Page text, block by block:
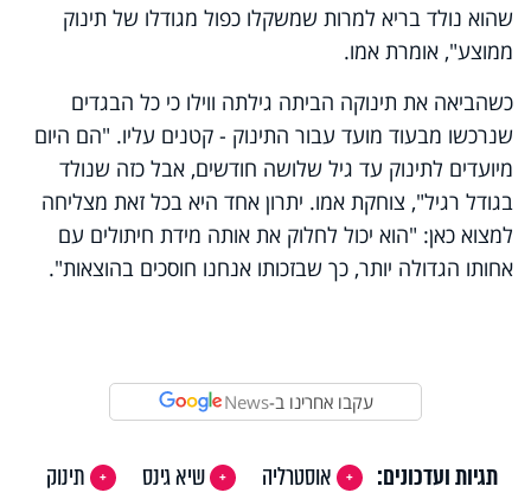
שהוא נולד בריא למרות שמשקלו כפול מגודלו של תינוק
ממוצע", אומרת אמו.
כשהביאה את תינוקה הביתה גילתה ווילו כי כל הבגדים
שנרכשו מבעוד מועד עבור התינוק - קטנים עליו. "הם היום
מיועדים לתינוק עד גיל שלושה חודשים, אבל כזה שנולד
בגודל רגיל", צוחקת אמו. יתרון אחד היא בכל זאת מצליחה
למצוא כאן: "הוא יכול לחלוק את אותה מידת חיתולים עם
אחותו הגדולה יותר, כך שבזכותו אנחנו חוסכים בהוצאות".
עקבו אחרינו ב-News
תגיות ועדכונים: אוסטרליה שיא גינס
תינוק